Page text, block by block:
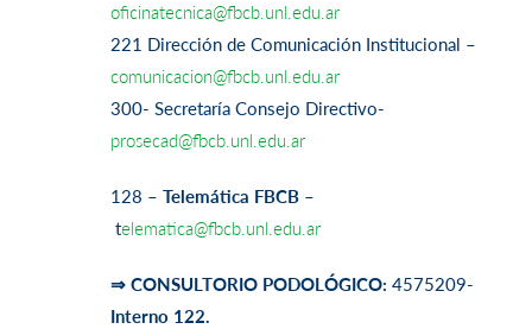
oficinatecnica@fbcb.unl.edu.ar
221 Dirección de Comunicación Institucional –
comunicacion@fbcb.unl.edu.ar
300- Secretaría Consejo Directivo-
prosecad@fbcb.unl.edu.ar
128 – Telemática FBCB –
telematica@fbcb.unl.edu.ar
⇒ CONSULTORIO PODOLÓGICO: 4575209-
Interno 122.